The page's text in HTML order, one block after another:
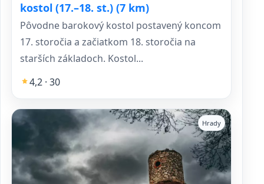
kostol (17.–18. st.) (7 km)
Pôvodne barokový kostol postavený koncom
17. storočia a začiatkom 18. storočia na
starších základoch. Kostol...
4,2 · 30
Hrady